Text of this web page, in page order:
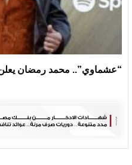
“عشماوي”.. محمد رمضان